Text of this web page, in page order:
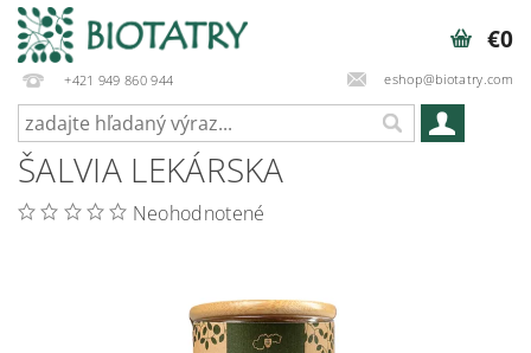
+421 949 860 944 eshop@biotatry.com
€0
ŠALVIA LEKÁRSKA
Neohodnotené